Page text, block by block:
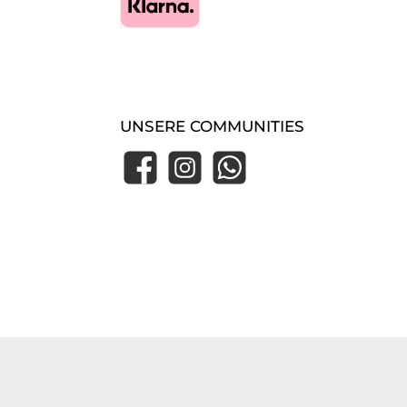
UNSERE COMMUNITIES
FacebookInstagramWhatsApp